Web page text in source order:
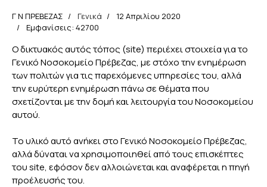
Γ Ν ΠΡΕΒΕΖΑΣ Γενικά
12 Απριλίου 2020
Εμφανίσεις: 42700
Ο δικτυακός αυτός τόπος (site) περιέχει στοιχεία για το
Γενικό Νοσοκομείο Πρέβεζας, με στόχο την ενημέρωση
των πολιτών για τις παρεχόμενες υπηρεσίες του, αλλά
την ευρύτερη ενημέρωση πάνω σε θέματα που
σχετίζονται με την δομή και λειτουργία του Νοσοκομείου
αυτού.
Το υλικό αυτό ανήκει στο Γενικό Νοσοκομείο Πρέβεζας,
αλλά δύναται να χρησιμοποιηθεί από τους επισκέπτες
του site, εφόσον δεν αλλοιώνεται και αναφέρεται η πηγή
προέλευσής του.